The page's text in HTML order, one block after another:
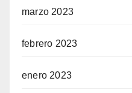
marzo 2023
febrero 2023
enero 2023